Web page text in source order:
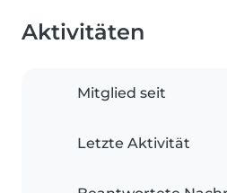
Aktivitäten
Mitglied seit
Letzte Aktivität